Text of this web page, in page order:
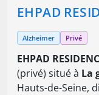
EHPAD
Alzheimer Privé
EHPAD
(privé) situé à La
Hauts-de-Seine,